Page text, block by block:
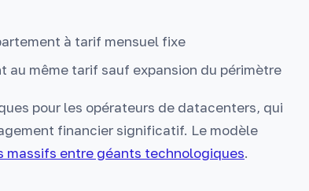
à tarif mensuel fixe
au même tarif sauf expansion du périmètre
pour les opérateurs de datacenters, qui
financier significatif. Le modèle
massifs entre géants technologiques.